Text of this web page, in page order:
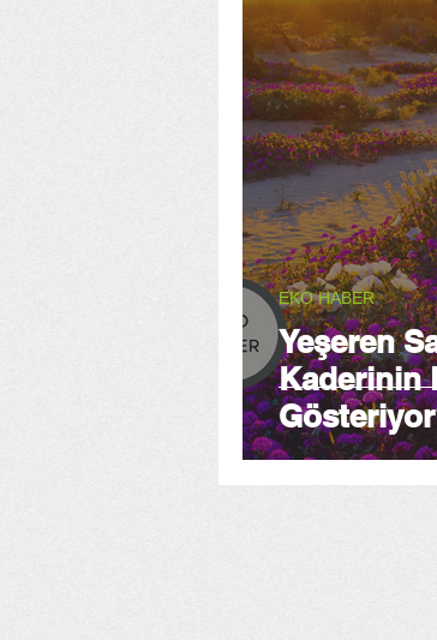
EKO SÖYLEŞİ
Yeşeren
Kaderinin
EKO HABER